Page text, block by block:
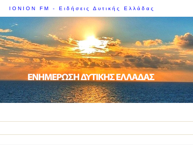
IONION FM - Ειδήσεις Δυτικής Ελλάδας